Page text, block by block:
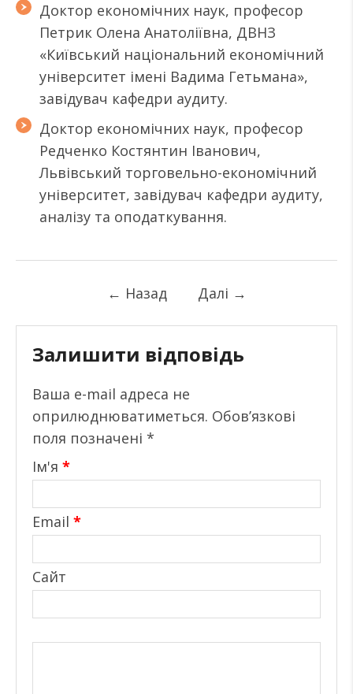
Доктор економічних наук, професор
Петрик Олена Анатоліївна, ДВНЗ
«Київський національний економічний
університет імені Вадима Гетьмана»,
завідувач кафедри аудиту.
Доктор економічних наук, професор
Редченко Костянтин Іванович,
Львівський торговельно-економічний
університет, завідувач кафедри аудиту,
аналізу та оподаткування.
← Назад Далі →
Залишити відповідь
Ваша e-mail адреса не
оприлюднюватиметься. Обов’язкові
поля позначені *
Ім'я *
Email *
Сайт